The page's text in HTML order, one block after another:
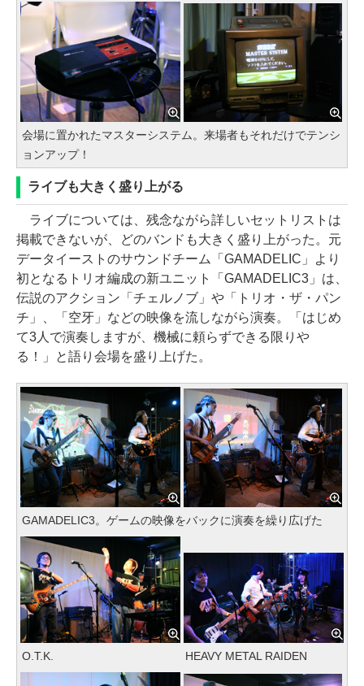
会場に置かれたマスターシステム。来場者もそれだけでテンシ
ョンアップ！
ライブも大きく盛り上がる
ライブについては、残念ながら詳しいセットリストは
掲載できないが、どのバンドも大きく盛り上がった。元
データイーストのサウンドチーム「GAMADELIC」より
初となるトリオ編成の新ユニット「GAMADELIC3」は、
伝説のアクション「チェルノブ」や「トリオ・ザ・パン
チ」、「空牙」などの映像を流しながら演奏。「はじめ
て3人で演奏しますが、機械に頼らずできる限りや
る！」と語り会場を盛り上げた。
GAMADELIC3。ゲームの映像をバックに演奏を繰り広げた
O.T.K. HEAVY METAL RAIDEN